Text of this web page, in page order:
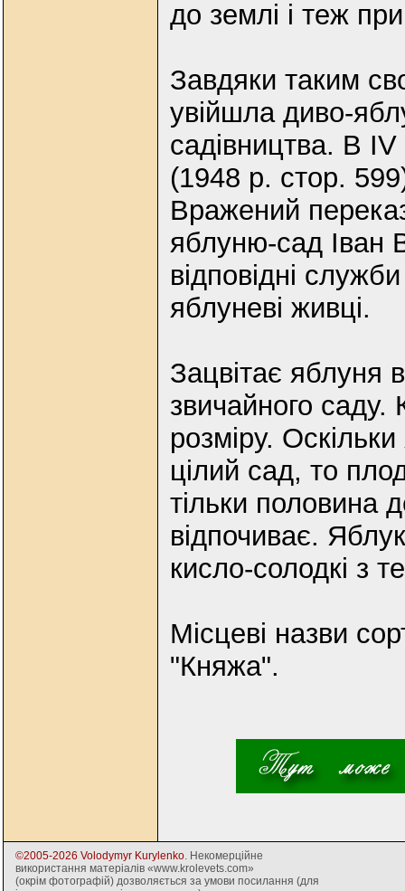
до землі і теж
Завдяки таким
увійшла диво-
садівництва. В IV
(1948 р. стор.
Вражений
яблуню-сад Іван
відповідні
яблуневі живці.
Зацвітає яблуня
звичайного саду.
розміру.
цілий сад, то
тільки половина
відпочиває.
кисло-солодкі з
Місцеві назви
"Княжа".
©2005-2026 Volodymyr Kurylenko . Некомерційне
використання матеріалів «www.krolevets.com»
(окрім фотографій) дозволяється за умови посилання (для